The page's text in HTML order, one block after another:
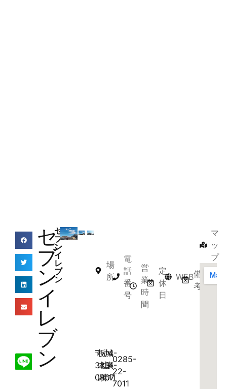
セ
ブ
ン
イ
レ
ブ
ン
セ
ブ
ン
イ
レ
ブ
ン
場
所
〒
323-
0807
栃
木
県
小
山
市
城
東
4-
4-
11
電
話
番
号
0285-
22-
7011
営
業
時
間
定
休
日
WEB備
考
マ
ッ
プ